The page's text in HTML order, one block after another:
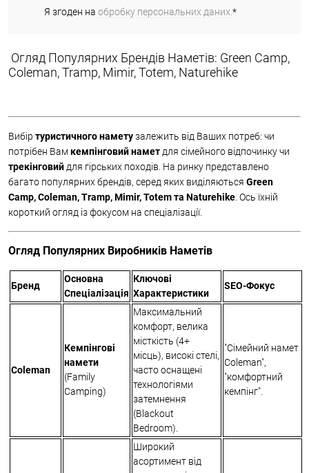
Я згоден на обробку персональних даних.*
Огляд Популярних Брендів Наметів: Green Camp,
Coleman, Tramp, Mimir, Totem, Naturehike
Вибір туристичного наметузалежить від Ваших потреб: чи
потрібен Вамкемпінговий намет для сімейного відпочинку чи
трекінговий для гірських походів. На ринку представлено
багато популярних брендів, серед яких виділяються Green
Camp, Coleman, Tramp, Mimir, Totem та Naturehike . Ось їхній
короткий огляд із фокусом на спеціалізації.
Огляд Популярних Виробників Наметів
Бренд
Основна
Спеціалізація
Ключові
Характеристики
SEO-Фокус
Coleman
Кемпінгові
намети
(Family
Camping)
Максимальний
комфорт, велика
місткість (4+
місць), високі стелі,
часто оснащені
технологіями
затемнення
(Blackout
Bedroom).
"Сімейний намет
Coleman",
"комфортний
кемпінг".
Широкий
асортимент від